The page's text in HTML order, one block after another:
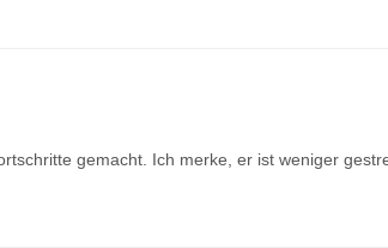
gemacht. Ich merke, er ist weniger